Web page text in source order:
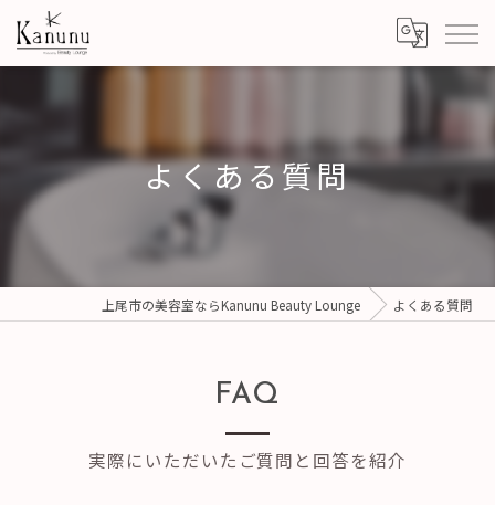
よくある質問
上尾市の美容室ならKanunu Beauty Lounge よくある質問
実際にいただいたご質問と回答を紹介
FAQ